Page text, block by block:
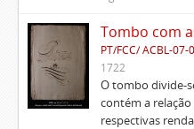
PT/FCC/ ACBL-07-
1722
O tombo divide-
contém a
respectivas